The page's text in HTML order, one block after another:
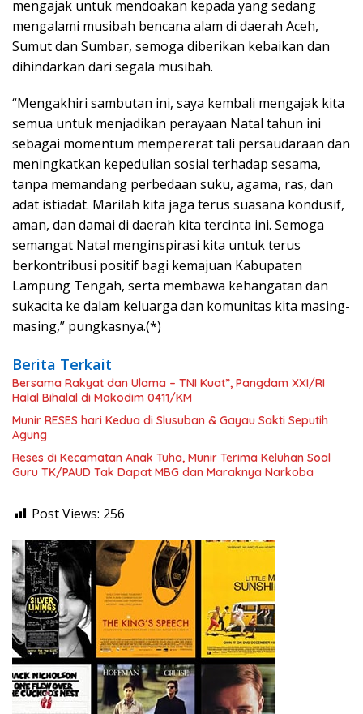
mengajak untuk mendoakan kepada yang sedang
mengalami musibah bencana alam di daerah Aceh,
Sumut dan Sumbar, semoga diberikan kebaikan dan
dihindarkan dari segala musibah.
“Mengakhiri sambutan ini, saya kembali mengajak kita
semua untuk menjadikan perayaan Natal tahun ini
sebagai momentum mempererat tali persaudaraan dan
meningkatkan kepedulian sosial terhadap sesama,
tanpa memandang perbedaan suku, agama, ras, dan
adat istiadat. Marilah kita jaga terus suasana kondusif,
aman, dan damai di daerah kita tercinta ini. Semoga
semangat Natal menginspirasi kita untuk terus
berkontribusi positif bagi kemajuan Kabupaten
Lampung Tengah, serta membawa kehangatan dan
sukacita ke dalam keluarga dan komunitas kita masing-
masing,” pungkasnya.(*)
Berita Terkait
Bersama Rakyat dan Ulama – TNI Kuat”, Pangdam XXI/RI
Halal Bihalal di Makodim 0411/KM
Munir RESES hari Kedua di Slusuban & Gayau Sakti Seputih
Agung
Reses di Kecamatan Anak Tuha, Munir Terima Keluhan Soal
Guru TK/PAUD Tak Dapat MBG dan Maraknya Narkoba
Post Views: 256